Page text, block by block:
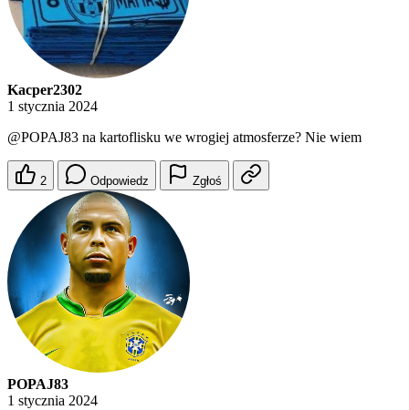
Kacper2302
1 stycznia 2024
@POPAJ83 na kartoflisku we wrogiej atmosferze? Nie wiem
2 Odpowiedz Zgłoś
POPAJ83
1 stycznia 2024